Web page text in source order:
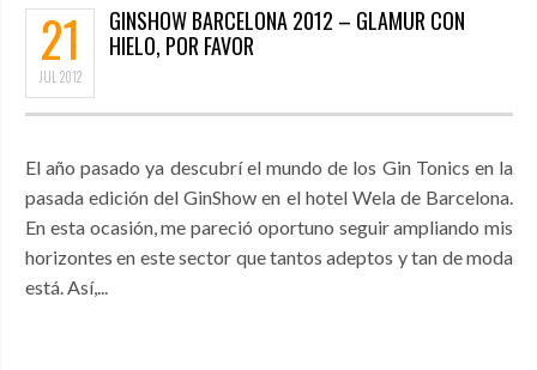
21
JUL 2012
GINSHOW BARCELONA 2012 – GLAMUR CON
HIELO, POR FAVOR
El año pasado ya descubrí el mundo de los Gin Tonics en la
pasada edición del GinShow en el hotel Wela de Barcelona.
En esta ocasión, me pareció oportuno seguir ampliando mis
horizontes en este sector que tantos adeptos y tan de moda
está. Así,...